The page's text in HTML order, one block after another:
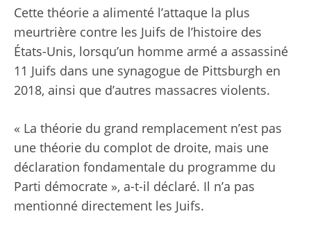
Cette théorie a alimenté l’attaque la plus
meurtrière contre les Juifs de l’histoire des
États-Unis, lorsqu’un homme armé a assassiné
11 Juifs dans une synagogue de Pittsburgh en
2018, ainsi que d’autres massacres violents.
« La théorie du grand remplacement n’est pas
une théorie du complot de droite, mais une
déclaration fondamentale du programme du
Parti démocrate », a-t-il déclaré. Il n’a pas
mentionné directement les Juifs.